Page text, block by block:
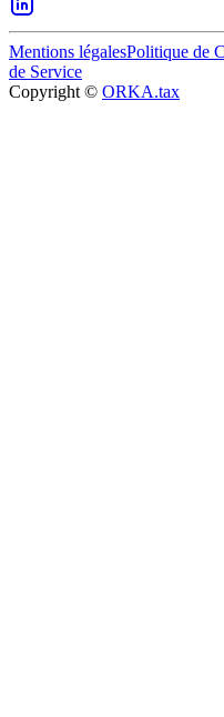
Mentions légalesPolitique de
de Service
Copyright © ORKA.tax